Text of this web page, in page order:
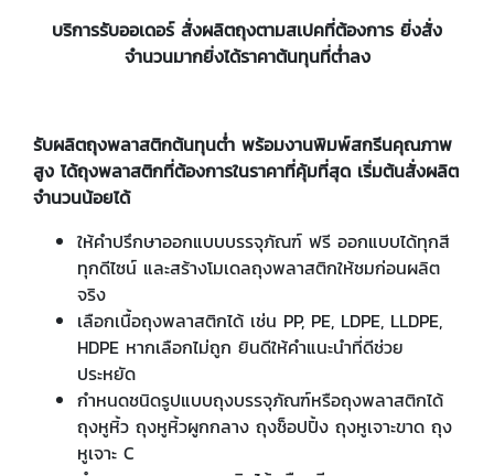
บริการรับออเดอร์ สั่งผลิตถุงตามสเปคที่ต้องการ ยิ่งสั่ง
จำนวนมากยิ่งได้ราคาต้นทุนที่ต่ำลง
รับผลิตถุงพลาสติกต้นทุนต่ำ พร้อมงานพิมพ์สกรีนคุณภาพ
สูง ได้ถุงพลาสติกที่ต้องการในราคาที่คุ้มที่สุด เริ่มต้นสั่งผลิต
จำนวนน้อยได้
ให้คำปรึกษาออกแบบบรรจุภัณฑ์ ฟรี ออกแบบได้ทุกสี
ทุกดีไซน์ และสร้างโมเดลถุงพลาสติกให้ชมก่อนผลิต
จริง
เลือกเนื้อถุงพลาสติกได้ เช่น PP, PE, LDPE, LLDPE,
HDPE หากเลือกไม่ถูก ยินดีให้คำแนะนำที่ดีช่วย
ประหยัด
กำหนดชนิดรูปแบบถุงบรรจุภัณฑ์หรือถุงพลาสติกได้
ถุงหูหิ้ว ถุงหูหิ้วผูกกลาง ถุงช็อปปิ้ง ถุงหูเจาะขาด ถุง
หูเจาะ C